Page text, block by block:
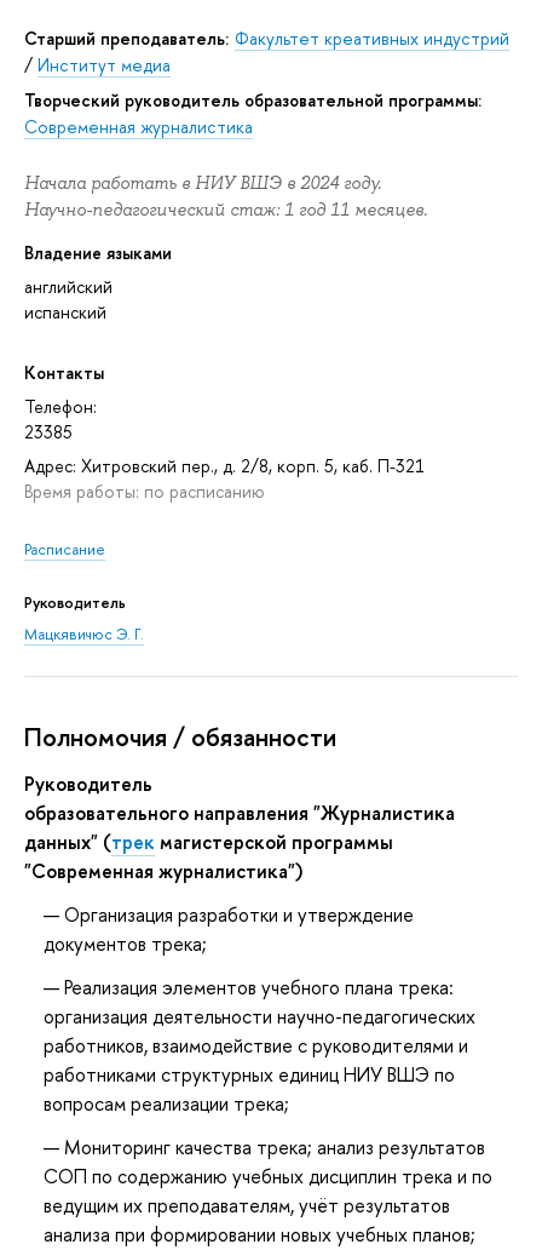
Старший преподаватель: Факультет креативных индустрий
/ Институт медиа
Творческий руководитель образовательной программы:
Современная журналистика
Начала работать в НИУ ВШЭ в 2024 году.
Научно-педагогический стаж: 1 год 11 месяцев.
Владение языками
английский
испанский
Контакты
Телефон:
23385
Адрес: Хитровский пер., д. 2/8, корп. 5, каб. П-321
Время работы: по расписанию
Расписание
Руководитель
Мацкявичюс Э. Г.
Полномочия / обязанности
Руководитель
образовательного направления "Журналистика
данных" (трек магистерской программы
"Современная журналистика")
Организация разработки и утверждение
документов трека;
Реализация элементов учебного плана трека:
организация деятельности научно-педагогических
работников, взаимодействие с руководителями и
работниками структурных единиц НИУ ВШЭ по
вопросам реализации трека;
Мониторинг качества трека; анализ результатов
СОП по содержанию учебных дисциплин трека и по
ведущим их преподавателям, учёт результатов
анализа при формировании новых учебных планов;